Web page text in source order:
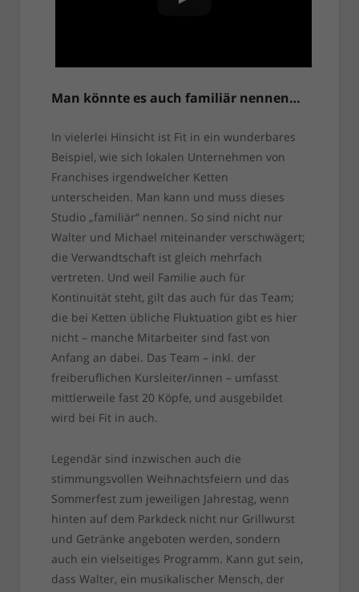
Man könnte es auch familiär nennen…
In vielerlei Hinsicht ist Fit in ein wunderbares
Beispiel, wie sich lokalen Unternehmen von
Franchises irgendwelcher Ketten
unterscheiden. Man kann und muss dieses
Studio „familiär“ nennen. So sind nicht nur
Walter und Michael miteinander verschwägert;
die Verwandtschaft ist gleich mehrfach
vertreten. Und weil Familie auch für
Kontinuität steht, gilt das auch für das Team;
die bei Ketten übliche Fluktuation gibt es hier
nicht – manche Mitarbeiter sind fast von
Anfang an dabei. Das Team – inkl. der
freiberuflichen Kursleiter/innen – umfasst
mittlerweile fast 20 Köpfe, und ausgebildet
wird bei Fit in auch.
Legendär sind inzwischen auch die
stimmungsvollen Weihnachtsfeiern und das
Sommerfest zum jeweiligen Jahrestag, wenn
hinten auf dem Parkdeck nicht nur Grillwurst
und Getränke angeboten werden, sondern
auch ein vielseitiges Programm. Kann gut sein,
dass Walter, ein musikalischer Mensch, der